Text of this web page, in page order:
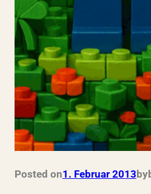
Posted on1. Februar 2013 by